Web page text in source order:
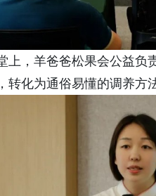
上，羊爸爸松果会公益负
转化为通俗易懂的调养方